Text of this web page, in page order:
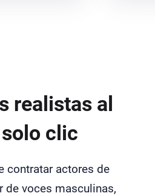
realistas al
clic
contratar actores de
de voces masculinas,